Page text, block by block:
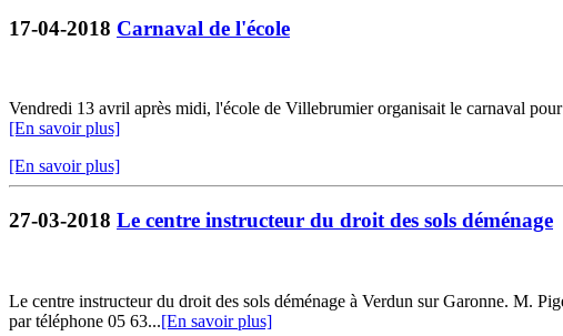
17-04-2018 Carnaval de l'école
Vendredi 13 avril après midi, l'école de Villebrumier organisait le carnaval
[En savoir plus]
[En savoir plus]
27-03-2018 Le centre instructeur du droit des sols déménage
Le centre instructeur du droit des sols déménage à Verdun sur Garonne. M.
par téléphone 05 63...[En savoir plus]